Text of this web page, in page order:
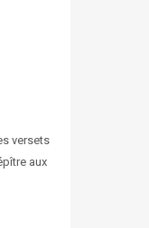
versets
aux